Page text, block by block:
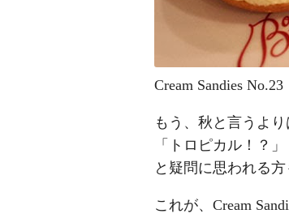
Cream Sandies
もう、秋と言うよ
「トロピカル！？」
と疑問に思われる
これが、Cream